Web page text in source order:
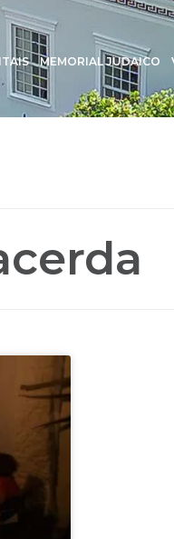
MEMORIAL JUDAICO